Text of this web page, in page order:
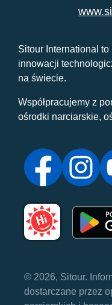
Sitour International
innowacji
na świecie.
Współpracujemy z
ośrodki narciarskie,
© 2026, Sitour.
dostarczane przez